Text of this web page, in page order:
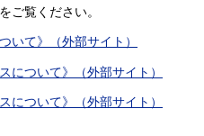
ご覧ください。
いて》（外部サイト）
について》（外部サイト）
について》（外部サイト）